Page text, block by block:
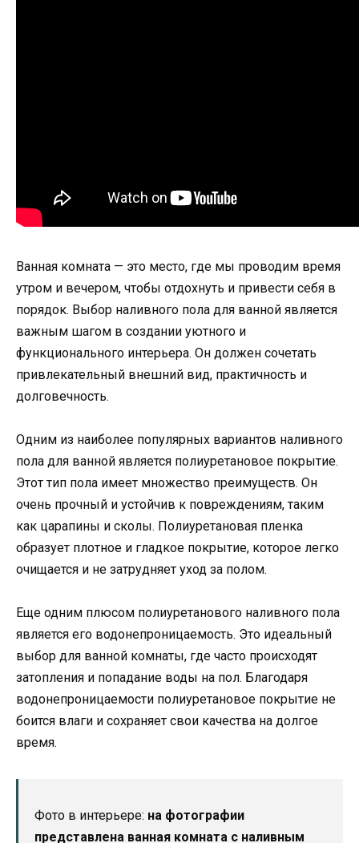
Ванная комната — это место, где мы проводим время
утром и вечером, чтобы отдохнуть и привести себя в
порядок. Выбор наливного пола для ванной является
важным шагом в создании уютного и
функционального интерьера. Он должен сочетать
привлекательный внешний вид, практичность и
долговечность.
Одним из наиболее популярных вариантов наливного
пола для ванной является полиуретановое покрытие.
Этот тип пола имеет множество преимуществ. Он
очень прочный и устойчив к повреждениям, таким
как царапины и сколы. Полиуретановая пленка
образует плотное и гладкое покрытие, которое легко
очищается и не затрудняет уход за полом.
Еще одним плюсом полиуретанового наливного пола
является его водонепроницаемость. Это идеальный
выбор для ванной комнаты, где часто происходят
затопления и попадание воды на пол. Благодаря
водонепроницаемости полиуретановое покрытие не
боится влаги и сохраняет свои качества на долгое
время.
Фото в интерьере: на фотографии
представлена ванная комната с наливным